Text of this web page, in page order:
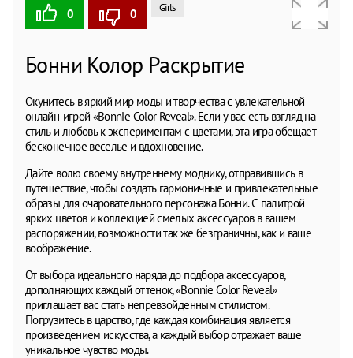
0 0 Girls
Бонни Колор Раскрытие
Окунитесь в яркий мир моды и творчества с увлекательной
онлайн-игрой «Bonnie Color Reveal». Если у вас есть взгляд на
стиль и любовь к экспериментам с цветами, эта игра обещает
бесконечное веселье и вдохновение.
Дайте волю своему внутреннему моднику, отправившись в
путешествие, чтобы создать гармоничные и привлекательные
образы для очаровательного персонажа Бонни. С палитрой
ярких цветов и коллекцией смелых аксессуаров в вашем
распоряжении, возможности так же безграничны, как и ваше
воображение.
От выбора идеального наряда до подбора аксессуаров,
дополняющих каждый оттенок, «Bonnie Color Reveal»
приглашает вас стать непревзойденным стилистом.
Погрузитесь в царство, где каждая комбинация является
произведением искусства, а каждый выбор отражает ваше
уникальное чувство моды.